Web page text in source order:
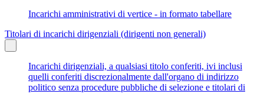
Incarichi amministrativi di vertice - in formato tabellare
Titolari di incarichi dirigenziali (dirigenti non generali)
Incarichi dirigenziali, a qualsiasi titolo conferiti, ivi inclusi
quelli conferiti discrezionalmente dall'organo di indirizzo
politico senza procedure pubbliche di selezione e titolari di